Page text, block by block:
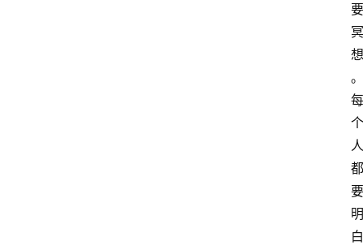
要
冥
想
。
每
个
人
都
要
明
白